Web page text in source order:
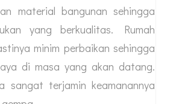
hasil bangunannya bisa
lagi arsitek juga
material bangunan yang
sangat membantu para klien
material bangunan sehingga